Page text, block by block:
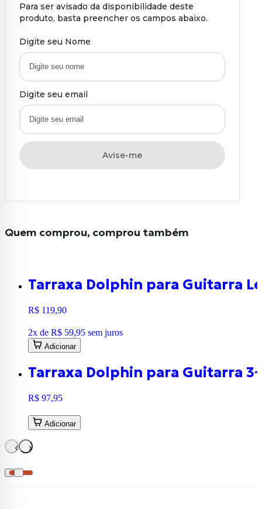
Para ser avisado da disponibilidade deste
produto, basta preencher os campos abaixo.
Digite seu Nome
Digite seu email
Avise-me
Quem comprou, comprou também
Tarraxa Dolphin para Guitarra
R$ 119,90
2x de R$ 59,95 sem juros
Adicionar
Tarraxa Dolphin para Guitarra
R$ 97,95
Adicionar